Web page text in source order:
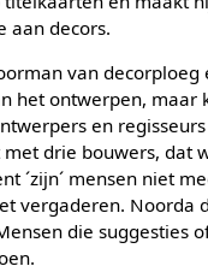
aan decors.
van
het ontwerpen,
en
drie bouwers, dat
´zijn´ mensen niet
vergaderen. Noorda
die suggesties